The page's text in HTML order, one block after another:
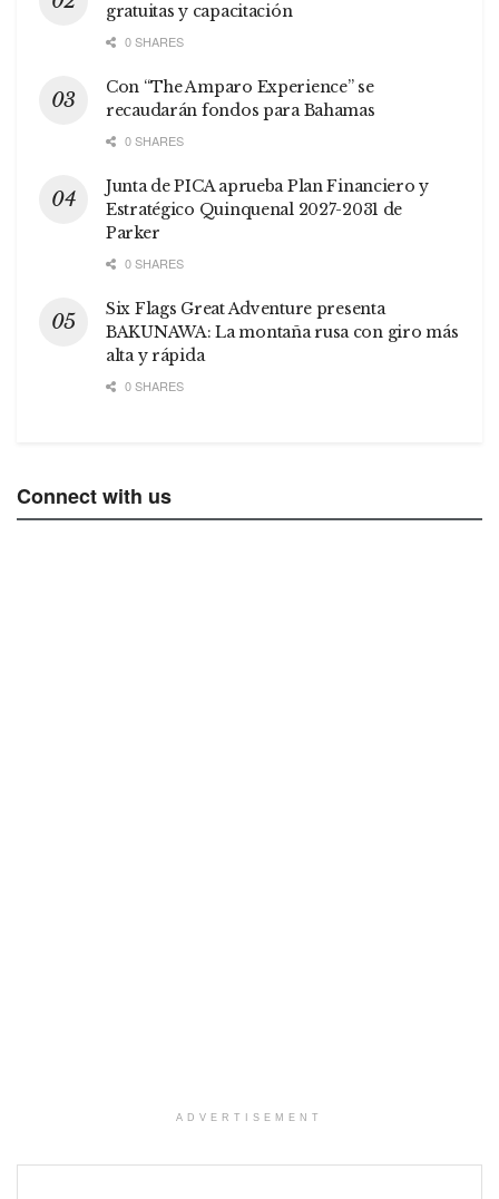
gratuitas y capacitación
0 SHARES
Con “The Amparo Experience” se
recaudarán fondos para Bahamas
0 SHARES
Junta de PICA aprueba Plan Financiero y
Estratégico Quinquenal 2027-2031 de
Parker
0 SHARES
Six Flags Great Adventure presenta
BAKUNAWA: La montaña rusa con giro más
alta y rápida
0 SHARES
Connect with us
ADVERTISEMENT